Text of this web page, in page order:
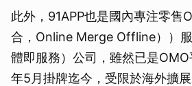
此外，91APP也是國內專注零售
合，Online Merge Offline））
體即服務）公司，雖然已是
年5月掛牌迄今，受限於海外擴